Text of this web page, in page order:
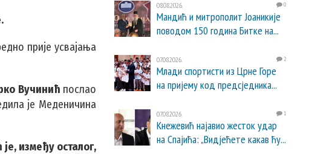
прије усвајања
Вучинић послао
је Меденичина
између осталог,
08.08.2026. 0
Мандић и митрополит Јоаникије
поводом 150 година Битке на...
07.08.2026. 2
Млади спортисти из Црне Горе
на пријему код предсједника...
07.08.2026. 1
Кнежевић најавио жесток удар
на Спајића: „Видјећете какав ћу...